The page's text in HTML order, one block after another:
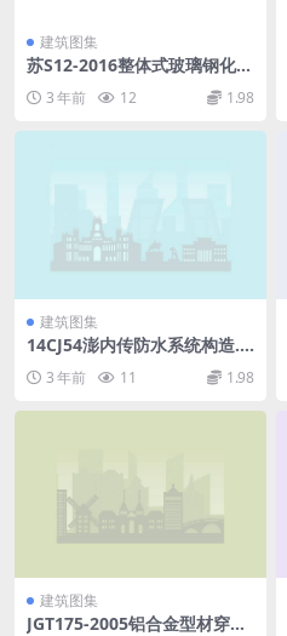
建筑图集
苏S12-2016整体式玻璃钢化粪
3 年前 12 1.98
建筑图集
14CJ54澎内传防水系统构造.p
3 年前 11 1.98
建筑图集
JGT175-2005铝合金型材穿条